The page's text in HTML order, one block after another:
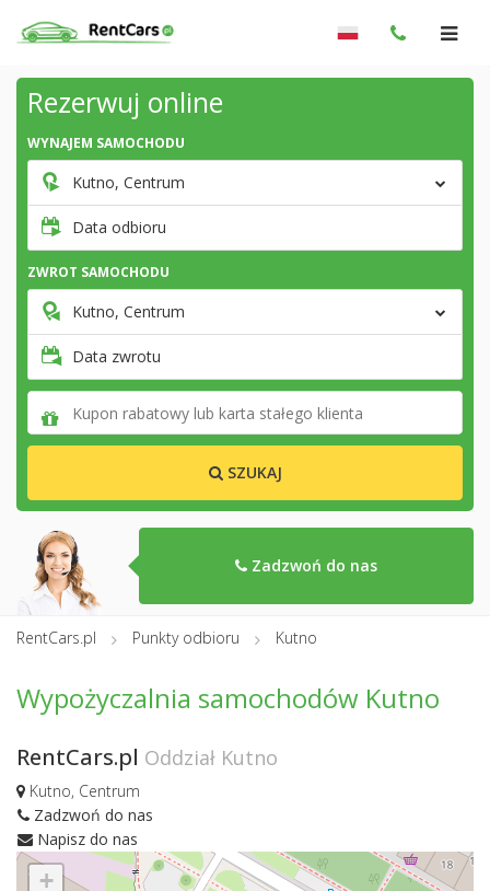
Rezerwuj online
WYNAJEM SAMOCHODU
Kutno, Centrum
Data odbioru
ZWROT SAMOCHODU
Kutno, Centrum
Data zwrotu
SZUKAJ
Zadzwoń do nas
RentCars.pl Punkty odbioru Kutno
Wypożyczalnia samochodów Kutno
RentCars.pl Oddział Kutno
Kutno, Centrum
Zadzwoń do nas
Napisz do nas
+